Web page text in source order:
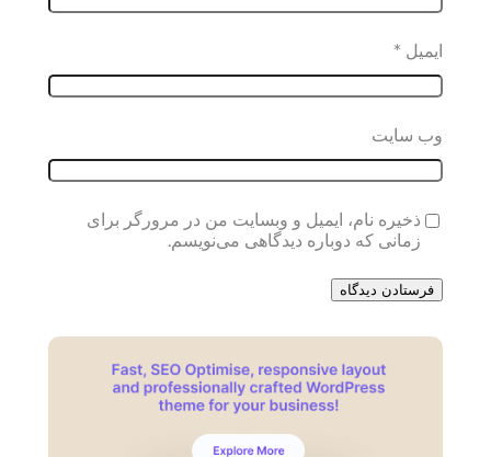
ایمیل *
وب‌ سایت
ذخیره نام، ایمیل و وبسایت من در مرورگر برای
زمانی که دوباره دیدگاهی می‌نویسم.